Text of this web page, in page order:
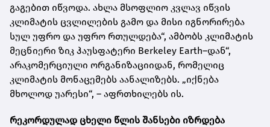
გაგებით იწვოდა. ახლა მსოფლიო კვლავ იწვის
კლიმატის ცვლილების გამო და მისი იგნორირება
სულ უფრო და უფრო რთულდება“, ამბობს კლიმატის
მეცნიერი ზიკ ჰაუსფატერი Berkeley Earth–დან“,
არაკომერციული ორგანიზაციიდან, რომელიც
კლიმატის მონაცემებს აანალიზებს. „იქნება
მხოლოდ უარესი“, – აფრთხილებს ის.
რეკორდულად ცხელი წლის შანსები იზრდება